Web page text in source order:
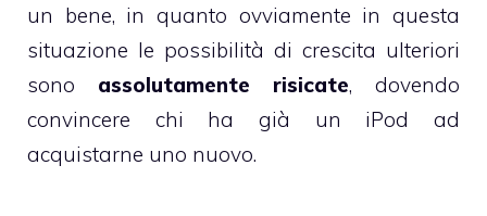
un bene, in quanto ovviamente in questa
situazione le possibilità di crescita ulteriori
sono assolutamente risicate, dovendo
convincere chi ha già un iPod ad
acquistarne uno nuovo.